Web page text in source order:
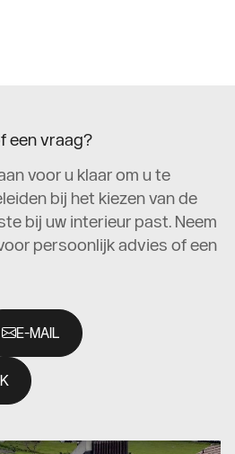
een vraag?
voor u klaar om u te
bij het kiezen van de
bij uw interieur past. Neem
persoonlijk advies of een
E-MAIL